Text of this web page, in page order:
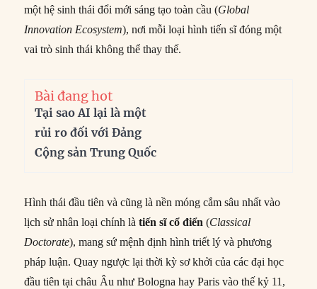
một hệ sinh thái đổi mới sáng tạo toàn cầu (Global
Innovation Ecosystem), nơi mỗi loại hình tiến sĩ đóng một
vai trò sinh thái không thể thay thế.
Bài đang hot
Tại sao AI lại là một
rủi ro đối với Đảng
Cộng sản Trung Quốc
Hình thái đầu tiên và cũng là nền móng cắm sâu nhất vào
lịch sử nhân loại chính làtiến sĩ cổ điển (Classical
Doctorate), mang sứ mệnh định hình triết lý và phương
pháp luận. Quay ngược lại thời kỳ sơ khởi của các đại học
đầu tiên tại châu Âu như Bologna hay Paris vào thế kỷ 11,